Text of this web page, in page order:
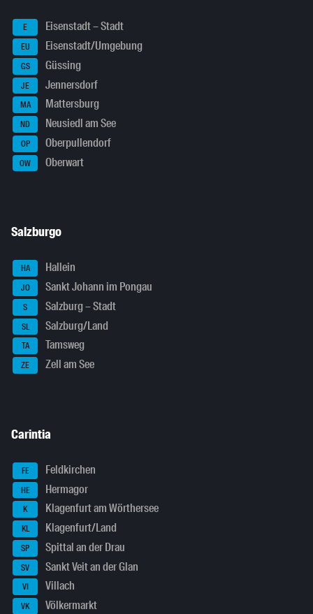
E Eisenstadt – Stadt
EU Eisenstadt/Umgebung
GS Güssing
JE Jennersdorf
MA Mattersburg
ND Neusiedl am See
OP Oberpullendorf
OW Oberwart
Salzburgo
HA Hallein
JO Sankt Johann im Pongau
S Salzburg – Stadt
SL Salzburg/Land
TA Tamsweg
ZE Zell am See
Carintia
FE Feldkirchen
HE Hermagor
K Klagenfurt am Wörthersee
KL Klagenfurt/Land
SP Spittal an der Drau
SV Sankt Veit an der Glan
VI Villach
VK Völkermarkt